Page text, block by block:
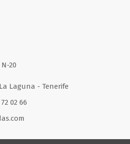
20
Laguna - Tenerife
02 66